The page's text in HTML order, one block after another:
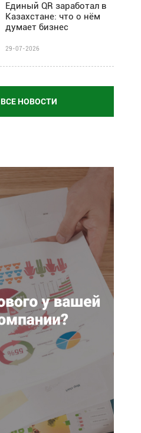
Единый QR заработал в
Казахстане: что о нём
думает бизнес
29-07-2026
ВСЕ НОВОСТИ